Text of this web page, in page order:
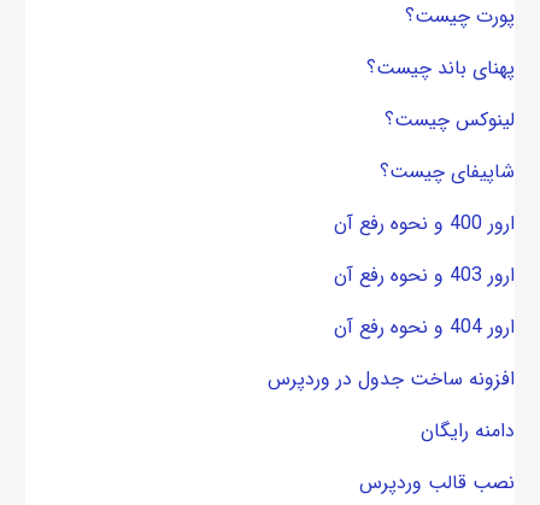
پورت چیست؟
پهنای باند چیست؟
لینوکس چیست؟
شاپیفای چیست؟
ارور 400 و نحوه رفع آن
ارور 403 و نحوه رفع آن
ارور 404 و نحوه رفع آن
افزونه ساخت جدول در وردپرس
دامنه رایگان
نصب قالب وردپرس